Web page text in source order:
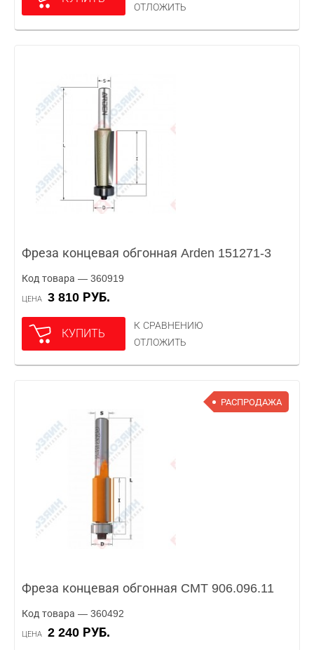
ОТЛОЖИТЬ
Фреза концевая обгонная Arden 151271-3
Код товара — 360919
ЦЕНА 3 810 РУБ.
КУПИТЬ
К СРАВНЕНИЮ
ОТЛОЖИТЬ
РАСПРОДАЖА
Фреза концевая обгонная CMT 906.096.11
Код товара — 360492
ЦЕНА 2 240 РУБ.